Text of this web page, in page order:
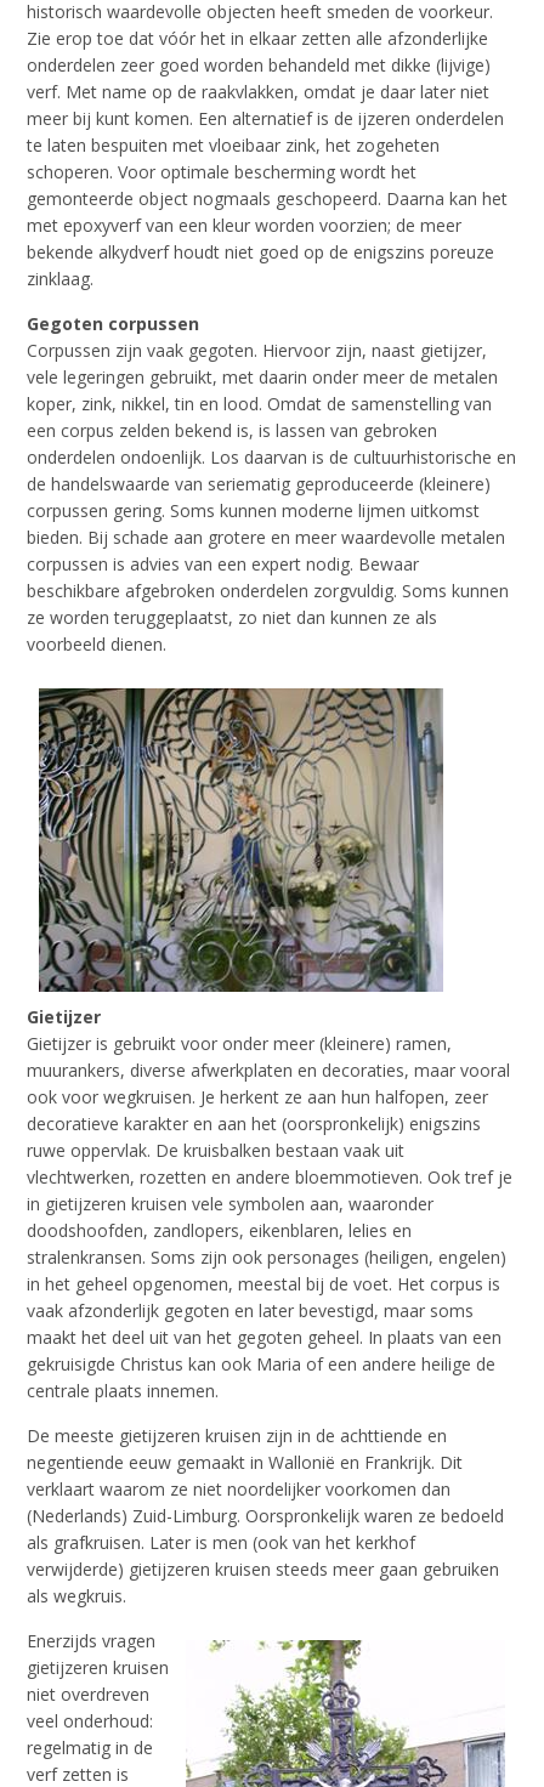
historisch waardevolle objecten heeft smeden de voorkeur.
Zie erop toe dat vóór het in elkaar zetten alle afzonderlijke
onderdelen zeer goed worden behandeld met dikke (lijvige)
verf. Met name op de raakvlakken, omdat je daar later niet
meer bij kunt komen. Een alternatief is de ijzeren onderdelen
te laten bespuiten met vloeibaar zink, het zogeheten
schoperen. Voor optimale bescherming wordt het
gemonteerde object nogmaals geschopeerd. Daarna kan het
met epoxyverf van een kleur worden voorzien; de meer
bekende alkydverf houdt niet goed op de enigszins poreuze
zinklaag.
Gegoten corpussen
Corpussen zijn vaak gegoten. Hiervoor zijn, naast gietijzer,
vele legeringen gebruikt, met daarin onder meer de metalen
koper, zink, nikkel, tin en lood. Omdat de samenstelling van
een corpus zelden bekend is, is lassen van gebroken
onderdelen ondoenlijk. Los daarvan is de cultuurhistorische en
de handelswaarde van seriematig geproduceerde (kleinere)
corpussen gering. Soms kunnen moderne lijmen uitkomst
bieden. Bij schade aan grotere en meer waardevolle metalen
corpussen is advies van een expert nodig. Bewaar
beschikbare afgebroken onderdelen zorgvuldig. Soms kunnen
ze worden teruggeplaatst, zo niet dan kunnen ze als
voorbeeld dienen.
Gietijzer
Gietijzer is gebruikt voor onder meer (kleinere) ramen,
muurankers, diverse afwerkplaten en decoraties, maar vooral
ook voor wegkruisen. Je herkent ze aan hun halfopen, zeer
decoratieve karakter en aan het (oorspronkelijk) enigszins
ruwe oppervlak. De kruisbalken bestaan vaak uit
vlechtwerken, rozetten en andere bloemmotieven. Ook tref je
in gietijzeren kruisen vele symbolen aan, waaronder
doodshoofden, zandlopers, eikenblaren, lelies en
stralenkransen. Soms zijn ook personages (heiligen, engelen)
in het geheel opgenomen, meestal bij de voet. Het corpus is
vaak afzonderlijk gegoten en later bevestigd, maar soms
maakt het deel uit van het gegoten geheel. In plaats van een
gekruisigde Christus kan ook Maria of een andere heilige de
centrale plaats innemen.
De meeste gietijzeren kruisen zijn in de achttiende en
negentiende eeuw gemaakt in Wallonië en Frankrijk. Dit
verklaart waarom ze niet noordelijker voorkomen dan
(Nederlands) Zuid-Limburg. Oorspronkelijk waren ze bedoeld
als grafkruisen. Later is men (ook van het kerkhof
verwijderde) gietijzeren kruisen steeds meer gaan gebruiken
als wegkruis.
Enerzijds vragen
gietijzeren kruisen
niet overdreven
veel onderhoud:
regelmatig in de
verf zetten is